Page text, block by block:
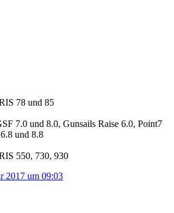
78 und 85
7.0 und 8.0, Gunsails Raise 6.0, Point7
und 8.8
550, 730, 930
2017 um 09:03